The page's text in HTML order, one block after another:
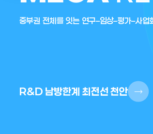
중부권 전체를 잇는 연구–임상–평가–사업
R&D 남방한계 최전선 천안